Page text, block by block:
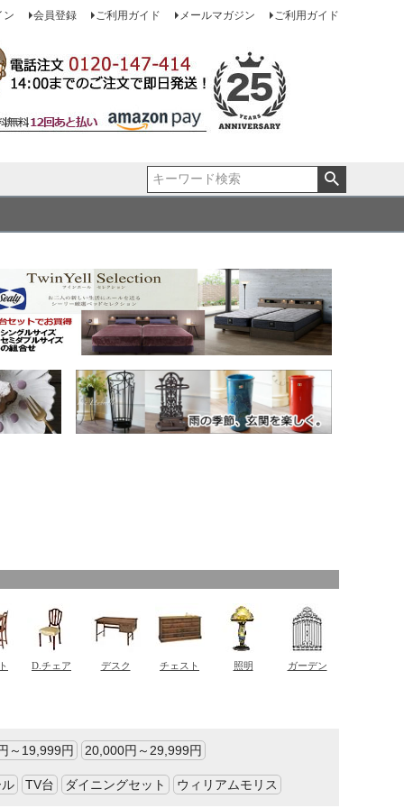
ン 会員登録 ご利用ガイド メールマガジン ご利用ガイド
～19,999円 20,000円～29,999円
TV台 ダイニングセット ウィリアムモリス